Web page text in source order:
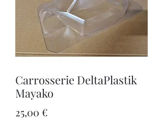
Carrosserie DeltaPlastik
Mayako
25,00 €